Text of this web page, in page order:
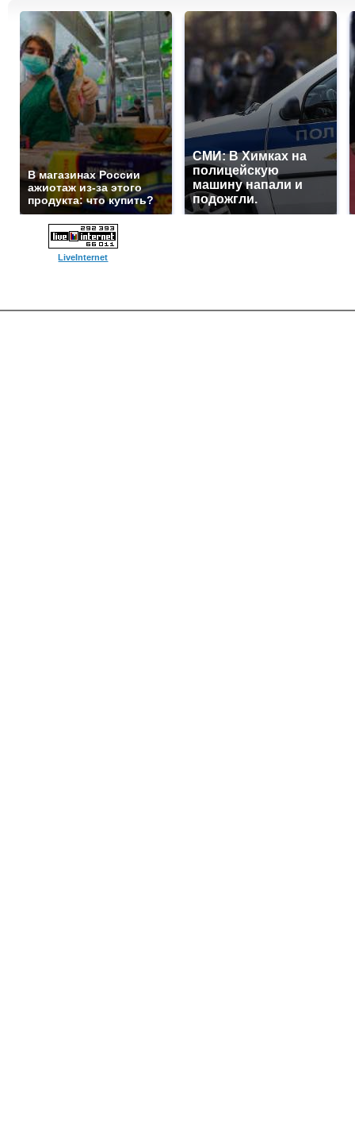
В магазинах России
ажиотаж из-за этого
продукта: что купить?
СМИ: В Химках на
полицейскую
машину напали и
подожгли.
LiveInternet